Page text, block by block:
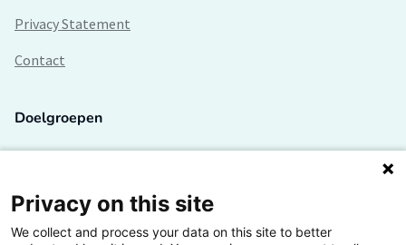
Privacy Statement
Contact
Doelgroepen
Lectoren en onderzoekers
Bedrijven
Privacy on this site
We collect and process your data on this site to better